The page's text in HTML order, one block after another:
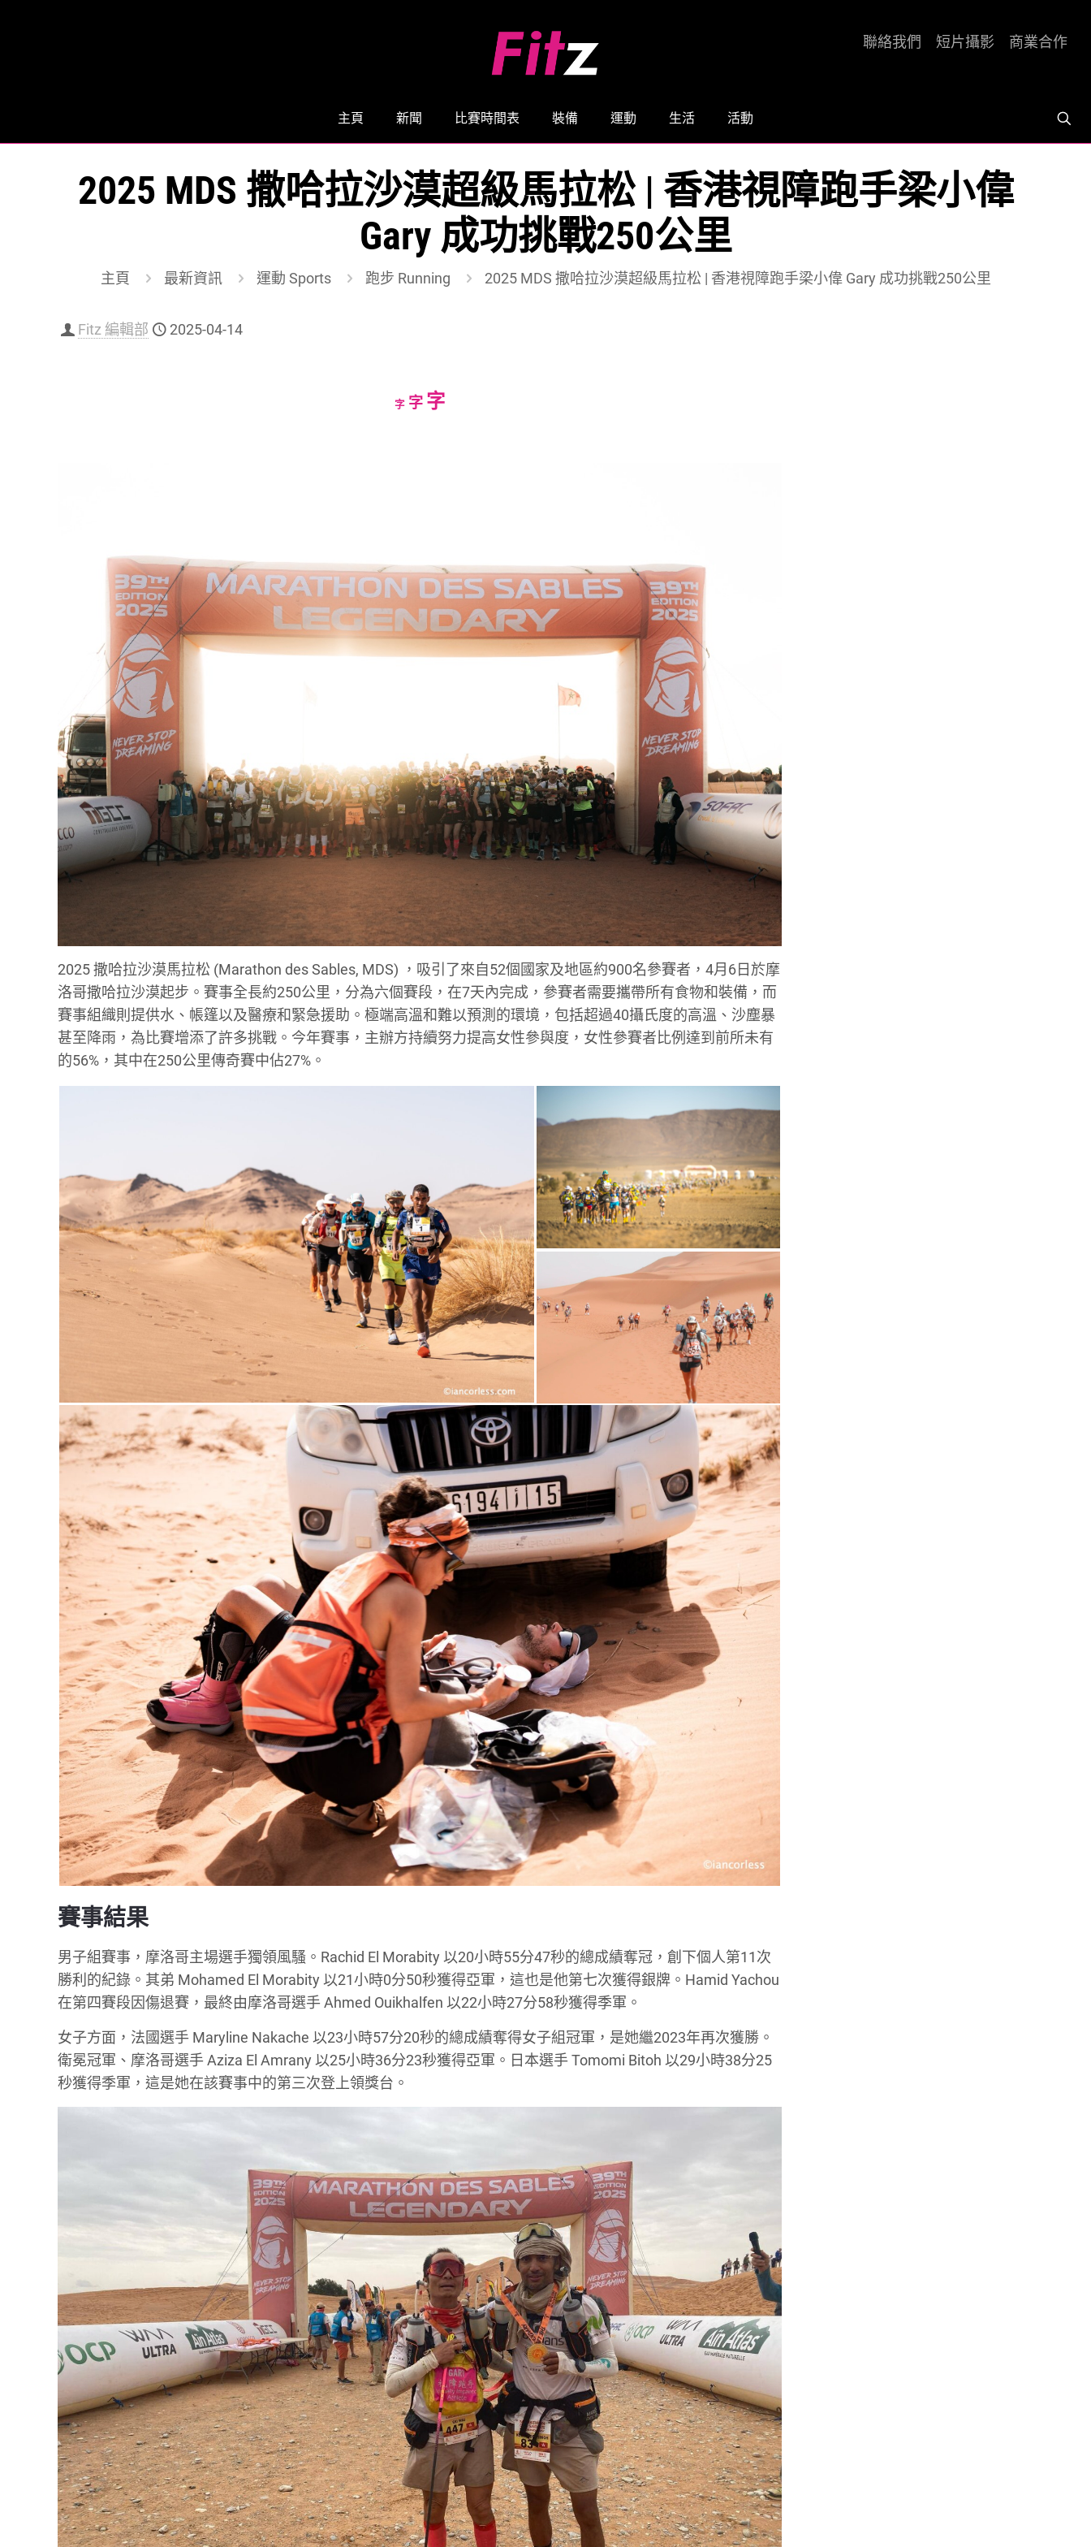
主頁 新聞 比賽時間表 裝備 運動 生活 活動
聯絡我們 短片攝影 商業合作
2025 MDS 撒哈拉沙漠超級馬拉松 | 香港視障跑手梁小偉
Gary 成功挑戰250公里
主頁 最新資訊 運動 Sports 跑步 Running 2025 MDS 撒哈拉沙漠超級馬拉松 | 香港視障跑手梁小偉 Gary 成功挑戰250公里
Fitz 編輯部 2025-04-14
字Decrease
字Reset
字Increase
2025 撒哈拉沙漠馬拉松 (Marathon des Sables, MDS) ，吸引了來自52個國家及地區約900名參賽者，4月6日於摩
洛哥撒哈拉沙漠起步。賽事全長約250公里，分為六個賽段，在7天內完成，參賽者需要攜帶所有食物和裝備，而
賽事組織則提供水、帳篷以及醫療和緊急援助。極端高溫和難以預測的環境，包括超過40攝氏度的高溫、沙塵暴
甚至降雨，為比賽增添了許多挑戰。今年賽事，主辦方持續努力提高女性參與度，女性參賽者比例達到前所未有
的56%，其中在250公里傳奇賽中佔27%。
賽事結果
男子組賽事，摩洛哥主場選手獨領風騷。Rachid El Morabity 以20小時55分47秒的總成績奪冠，創下個人第11次
勝利的紀錄。其弟 Mohamed El Morabity 以21小時0分50秒獲得亞軍，這也是他第七次獲得銀牌。Hamid Yachou
在第四賽段因傷退賽，最終由摩洛哥選手 Ahmed Ouikhalfen 以22小時27分58秒獲得季軍。
女子方面，法國選手 Maryline Nakache 以23小時57分20秒的總成績奪得女子組冠軍，是她繼2023年再次獲勝。
衛冕冠軍、摩洛哥選手 Aziza El Amrany 以25小時36分23秒獲得亞軍。日本選手 Tomomi Bitoh 以29小時38分25
秒獲得季軍，這是她在該賽事中的第三次登上領獎台。